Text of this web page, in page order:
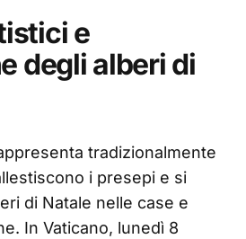
e
degli alberi di
tradizionalmente
i presepi e si
di Natale nelle case e
In Vaticano, lunedì 8